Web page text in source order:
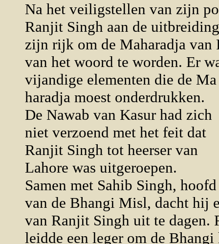
Na het veiligstellen van zijn
Ranjit Singh aan de
zijn rijk om de Maharadja van
van het woord te worden. Er
vijandige elementen die de Ma
haradja moest onderdrukken.
De Nawab van Kasur had zich
niet verzoend met het feit dat
Ranjit Singh tot heerser van
Lahore was uitgeroepen.
Samen met Sahib Singh, hoofd
van de Bhangi Misl, dacht hij
van Ranjit Singh uit te dagen.
leidde een leger om de Bhangi